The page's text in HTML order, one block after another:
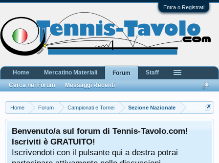
Entra o Registrati
Home Forum Campionati e Tornei Sezione Nazionale
Benvenuto/a sul forum di Tennis-Tavolo.com!
Iscriviti è GRATUITO!
Iscrivendoti con il pulsante qui a destra potrai
Home Mercatino Materiali
Forum
Cerca nei Forum
Messaggi Recenti
Staff